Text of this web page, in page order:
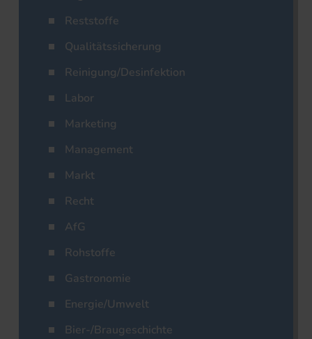
Reststoffe
Qualitätssicherung
Reinigung/Desinfektion
Labor
Marketing
Management
Markt
Recht
AfG
Rohstoffe
Gastronomie
Energie/Umwelt
Bier-/Braugeschichte